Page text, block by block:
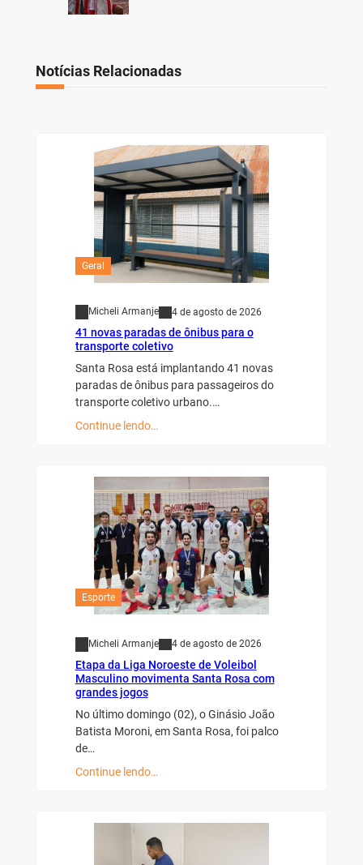
Notícias Relacionadas
Geral
Micheli Armanje 4 de agosto de 2026
41 novas paradas de ônibus para o
transporte coletivo
Santa Rosa está implantando 41 novas
paradas de ônibus para passageiros do
transporte coletivo urbano.…
Continue lendo…
Esporte
Micheli Armanje 4 de agosto de 2026
Etapa da Liga Noroeste de Voleibol
Masculino movimenta Santa Rosa com
grandes jogos
No último domingo (02), o Ginásio João
Batista Moroni, em Santa Rosa, foi palco
de…
Continue lendo…